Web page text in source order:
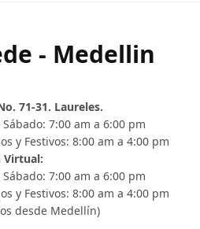
- Medellin
71-31. Laureles.
7:00 am a 6:00 pm
y Festivos: 8:00 am a 4:00 pm
Virtual:
7:00 am a 6:00 pm
y Festivos: 8:00 am a 4:00 pm
desde Medellín)